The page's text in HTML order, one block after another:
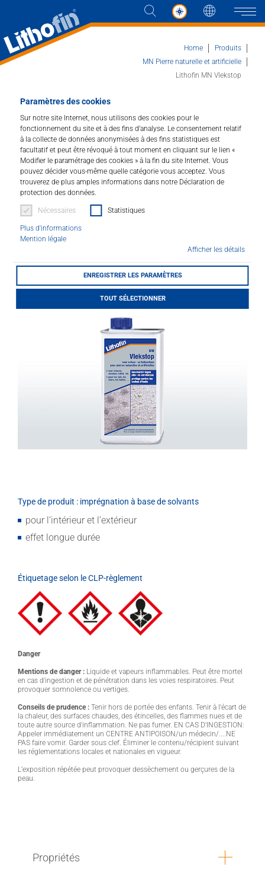
Paramètres des cookies
Sur notre site Internet, nous utilisons des cookies pour le
fonctionnement du site et à des fins d’analyse. Le consentement relatif
à la collecte de données anonymisées à des fins statistiques est
facultatif et peut être révoqué à tout moment en cliquant sur le lien «
Modifier le paramétrage des cookies » à la fin du site Internet. Vous
pouvez décider vous-même quelle catégorie vous acceptez. Vous
trouverez de plus amples informations dans notre Déclaration de
protection des données.
Nécessaires Statistiques
Plus d'informations
Mention légale
Afficher les détails
ENREGISTRER LES PARAMÈTRES
TOUT SÉLECTIONNER
Langue
Les solutions
Actualités et plus
Entreprise
Contacter
Download
Home
Produits
MN Pierre naturelle et artificielle
Lithofin MN Vlekstop
Lithofin MN Vlekstop
Imprégnation pour les pierres naturelles et le
béton.
Art.Nr. : 166
Cette imprégnation spéciale protège contre les taches
absorbantes et sensibles. Empêche considérablement
la pénétration d'huile, de graisse et d'eau, facilitant
salle de bains.
Type de produit : imprégnation à base de solvants
pour l’intérieur et l’extérieur
effet longue durée
Étiquetage selon le CLP-règlement
Danger
Mentions de danger : Liquide et vapeurs inflammables. Peut être mortel
en cas d'ingestion et de pénétration dans les voies respiratoires. Peut
provoquer somnolence ou vertiges.
Conseils de prudence : Tenir hors de portée des enfants. Tenir à l'écart de
la chaleur, des surfaces chaudes, des étincelles, des flammes nues et de
toute autre source d'inflammation. Ne pas fumer. EN CAS D'INGESTION:
Appeler immédiatement un CENTRE ANTIPOISON/un médecin/....NE
PAS faire vomir. Garder sous clef. Éliminer le contenu/récipient suivant
les réglementations locales et nationales en vigueur.
L'exposition répétée peut provoquer dessèchement ou gerçures de la
peau.
Propriétés